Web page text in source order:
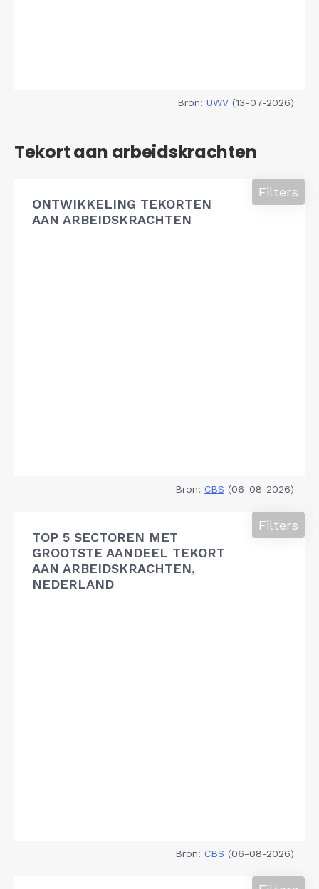
Bron: UWV (13-07-2026)
Tekort aan arbeidskrachten
ONTWIKKELING TEKORTEN
AAN ARBEIDSKRACHTEN
Filters
Bron: CBS (06-08-2026)
TOP 5 SECTOREN MET
GROOTSTE AANDEEL TEKORT
AAN ARBEIDSKRACHTEN,
NEDERLAND
Filters
Bron: CBS (06-08-2026)